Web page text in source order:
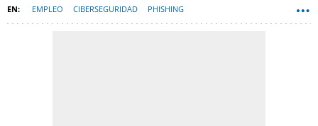
EMPLEO CIBERSEGURIDAD PHISHING